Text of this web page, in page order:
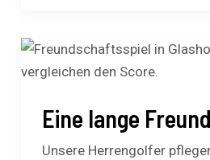
Eine lange
Unsere Herrengolfer
Eine
lange